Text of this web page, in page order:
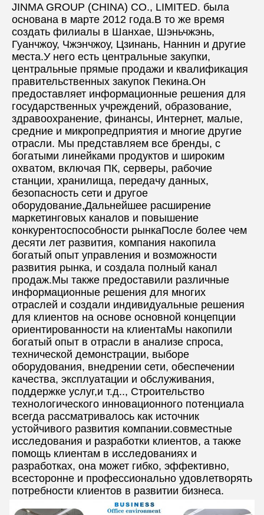
JINMA GROUP (CHINA) CO., LIMITED. была
основана в марте 2012 года.В то же время
создать филиалы в Шанхае, Шэньчжэнь,
Гуанчжоу, Чжэнчжоу, Цзинань, Наннин и другие
места.У него есть центральные закупки,
центральные прямые продажи и квалификация
правительственных закупок Пекина.Он
предоставляет информационные решения для
государственных учреждений, образование,
здравоохранение, финансы, Интернет, малые,
средние и микропредприятия и многие другие
отрасли. Мы представляем все бренды, с
богатыми линейками продуктов и широким
охватом, включая ПК, серверы, рабочие
станции, хранилища, передачу данных,
безопасность сети и другое
оборудование,Дальнейшее расширение
маркетинговых каналов и повышение
конкурентоспособности рынкаПосле более чем
десяти лет развития, компания накопила
богатый опыт управления и возможности
развития рынка, и создала полный канал
продаж.Мы также предоставили различные
информационные решения для многих
отраслей и создали индивидуальные решения
для клиентов на основе основной концепции
ориентированности на клиентаМы накопили
богатый опыт в отрасли в анализе спроса,
технической демонстрации, выборе
оборудования, внедрении сети, обеспечении
качества, эксплуатации и обслуживания,
поддержке услуг,и т.д.., Строительство
технологического инновационного потенциала
всегда рассматривалось как источник
устойчивого развития компании.совместные
исследования и разработки клиентов, а также
помощь клиентам в исследованиях и
разработках, она может гибко, эффективно,
всесторонне и профессионально удовлетворять
потребности клиентов в развитии бизнеса.